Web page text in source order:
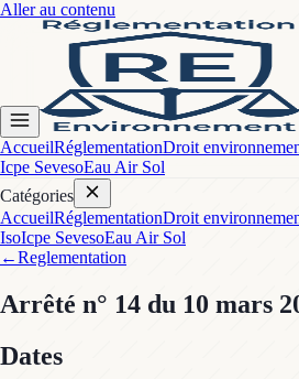
Aller au contenu
AccueilRéglementationDroit
Icpe SevesoEau Air Sol
Catégories
AccueilRéglementationDroit
IsoIcpe SevesoEau Air Sol
←Reglementation
Arrêté n° 14 du 10 mars
Dates